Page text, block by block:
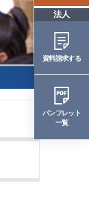
法人
資料請求する
パンフレット
一覧